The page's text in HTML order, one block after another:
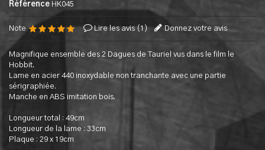
Référence HK045
Note Lire les avis ( 1 ) Donnez votre avis
Magnifique ensemble des 2 Dagues de Tauriel vus dans le film le
Hobbit.
Lame en acier 440 inoxydable non tranchante avec une partie
sérigraphiée.
Manche en ABS imitation bois.
Longueur total : 49cm
Longueur de la lame : 33cm
Plaque : 29 x 19cm